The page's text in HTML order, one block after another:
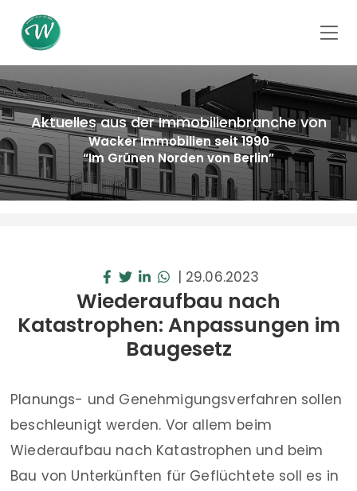
Aktuelles aus der Immobilienbranche von
Wacker Immobilien seit 1990
“Im Grünen Norden von Berlin”
| 29.06.2023
Wiederaufbau nach
Katastrophen: Anpassungen im
Baugesetz
Planungs- und Genehmigungsverfahren sollen
beschleunigt werden. Vor allem beim
Wiederaufbau nach Katastrophen und beim
Bau von Unterkünften für Geflüchtete soll es in